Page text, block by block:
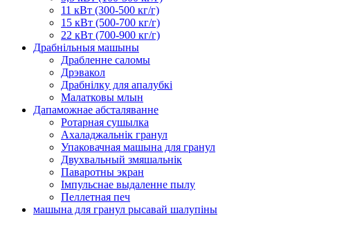
11 кВт (300-500 кг/г)
15 кВт (500-700 кг/г)
22 кВт (700-900 кг/г)
Драбнільныя машыны
Драбленне саломы
Дрэвакол
Драбнілку для апалубкі
Малатковы млын
Дапаможнае абсталяванне
Ротарная сушылка
Ахаладжальнік гранул
Упаковачная машына для гранул
Двухвальный змяшальнік
Паваротны экран
Імпульснае выдаленне пылу
Пеллетная печ
машына для гранул рысавай шалупіны